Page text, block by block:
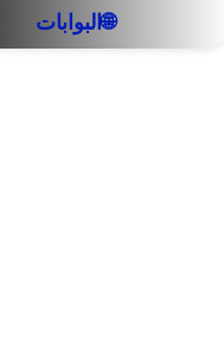
🌐البوابات